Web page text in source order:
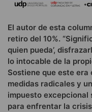
El autor de esta
retiro del 10%.
quien pueda’,
lo intocable de la
Sostiene que este era
medidas radicales y
impuesto excepcional
para enfrentar la